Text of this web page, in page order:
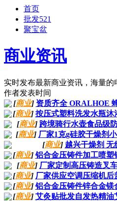
首页
批发521
聚宝盆
商业资讯
实时发布最新商业资讯，海量
作者发表时间
[商业] 资质齐全 ORALHOE
[商业] 按压式塑料洗发水瓶
[商业] 跨境骑行水壶食品级
[商业] 厂家1克g硅胶干燥剂
[商业] 越兴干燥剂 无
[商业] 铝合金压铸件加工喷塑
[商业] 厂家定制高压铸造叉
[商业] 厂家供应空调压缩机
[商业] 铝合金压铸件锌合金镁
[商业] 艾灸贴批发自发热精